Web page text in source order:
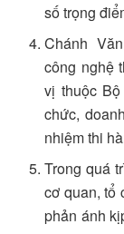
số trọng
Chánh
công nghệ
vị thuộc
chức,
nhiệm thi
Trong quá
cơ quan, tổ
phản ánh